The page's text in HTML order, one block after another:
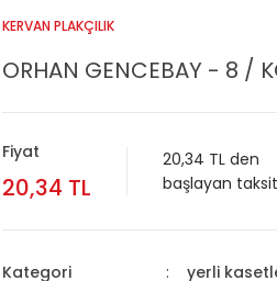
KERVAN PLAKÇILIK
ORHAN GENCEBAY - 8 /
Fiyat
20,34 TL
20,34 TL den
başlayan
Kategori
yerli